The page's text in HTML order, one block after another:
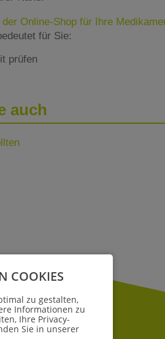
Online-Shop für Ihre
für Sie:
prüfen
auch
COOKIES
zu gestalten,
Informationen zu
Ihre Privacy-
Sie in unserer